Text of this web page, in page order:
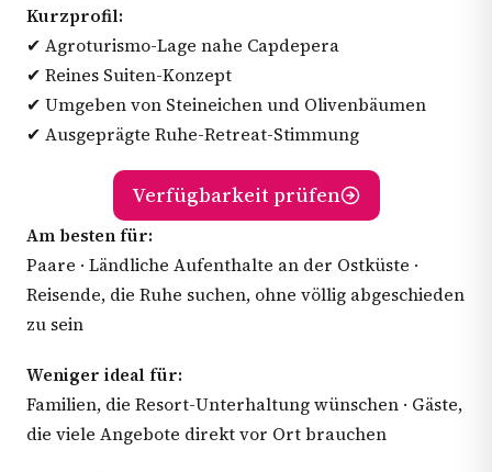
Kurzprofil:
✔ Agroturismo-Lage nahe Capdepera
✔ Reines Suiten-Konzept
✔ Umgeben von Steineichen und Olivenbäumen
✔ Ausgeprägte Ruhe-Retreat-Stimmung
Verfügbarkeit prüfen
Am besten für:
Paare · Ländliche Aufenthalte an der Ostküste ·
Reisende, die Ruhe suchen, ohne völlig abgeschieden
zu sein
Weniger ideal für:
Familien, die Resort-Unterhaltung wünschen · Gäste,
die viele Angebote direkt vor Ort brauchen